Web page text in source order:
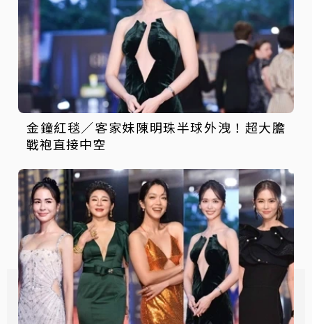
金鐘紅毯／客家妹陳明珠半球外洩！超大膽
戰袍直接中空